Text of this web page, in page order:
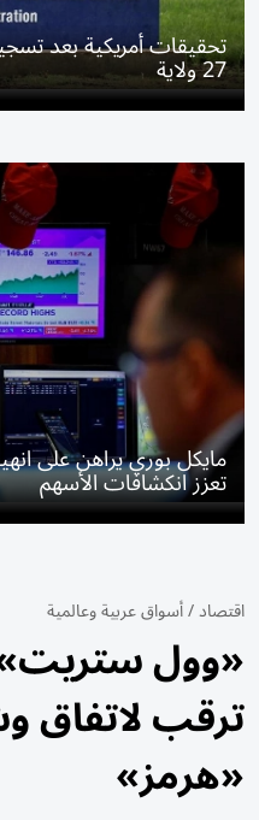
27 ولاية
تعزز انكشافات الأسهم
اقتصاد/أسواق عربية وعالمية
«وول
ترقب
«هرمز»